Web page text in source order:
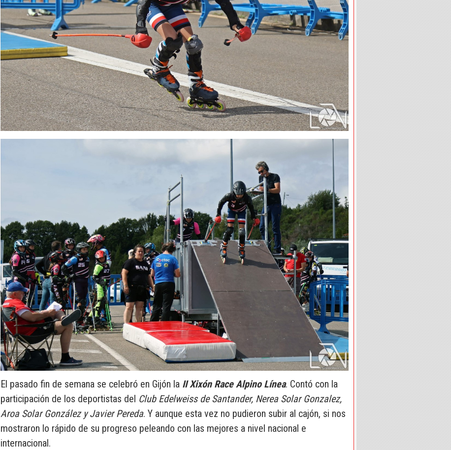
El pasado fin de semana se celebró en Gijón la II Xixón Race Alpino Línea. Contó con la
participación de los deportistas del Club Edelweiss de Santander, Nerea Solar Gonzalez,
Aroa Solar González y Javier Pereda. Y aunque esta vez no pudieron subir al cajón, si nos
mostraron lo rápido de su progreso peleando con las mejores a nivel nacional e
internacional.